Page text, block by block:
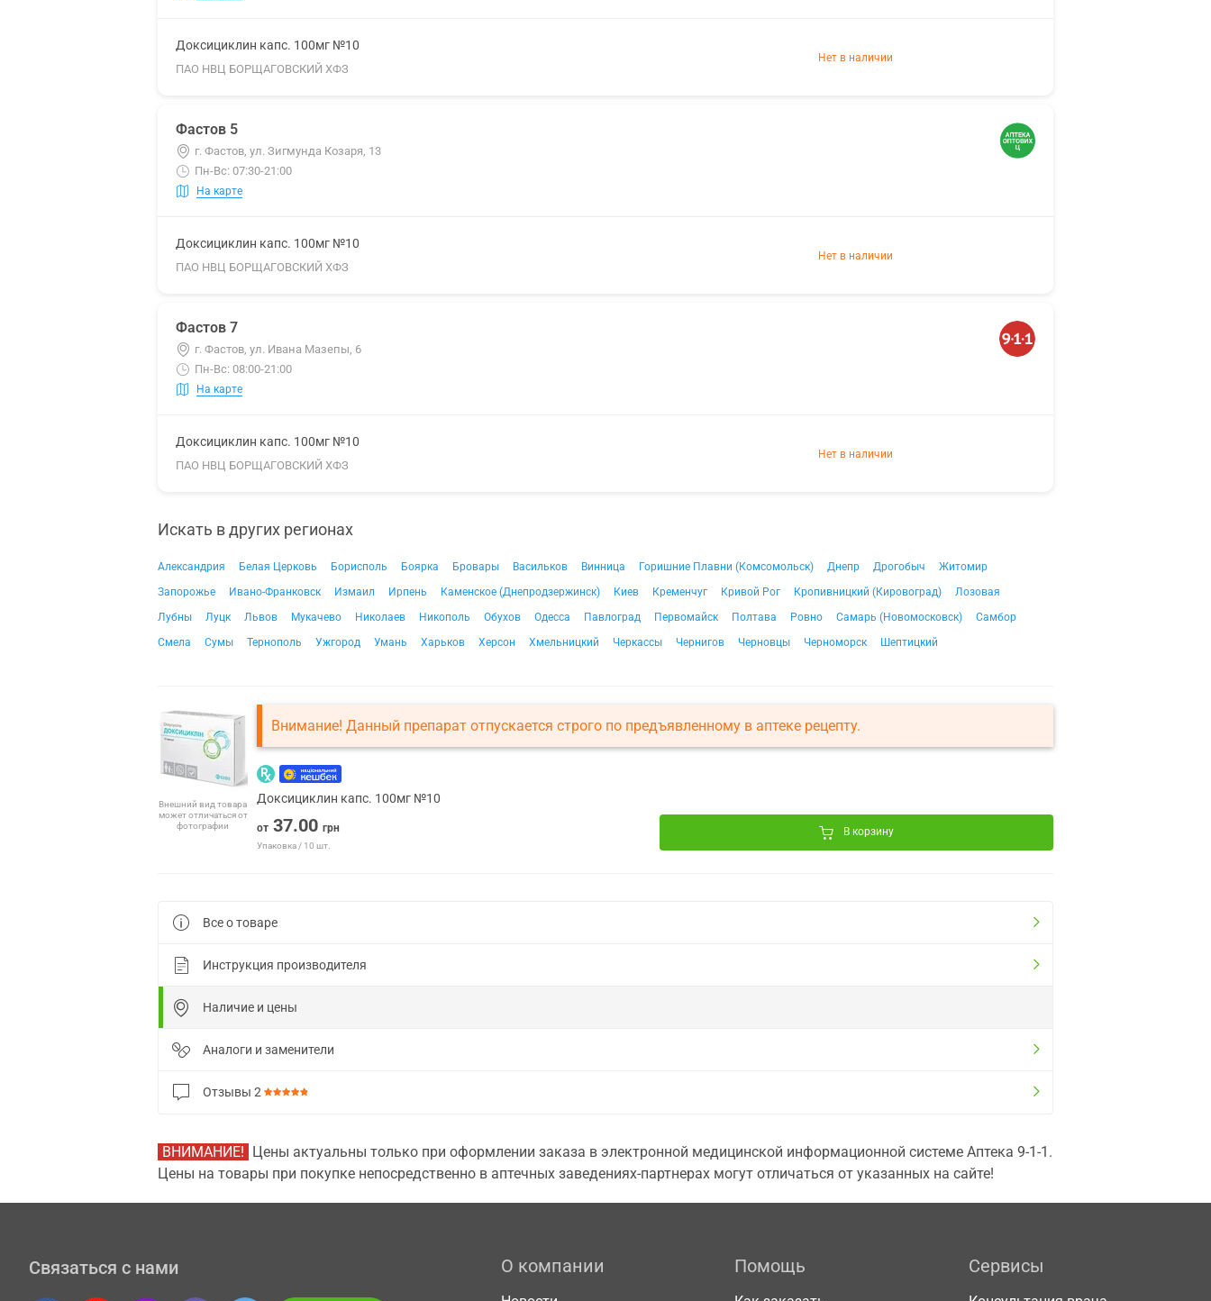
Доксициклин капс. 100мг №10
ПАО НВЦ БОРЩАГОВСКИЙ ХФЗ
Нет в наличии
Фастов 5
г. Фастов, ул. Зигмунда Козаря, 13
Пн-Вс: 07:30-21:00
На карте
Доксициклин капс. 100мг №10
ПАО НВЦ БОРЩАГОВСКИЙ ХФЗ
Нет в наличии
Фастов 7
г. Фастов, ул. Ивана Мазепы, 6
Пн-Вс: 08:00-21:00
На карте
Доксициклин капс. 100мг №10
ПАО НВЦ БОРЩАГОВСКИЙ ХФЗ
Нет в наличии
Искать в других регионах
Александрия Белая Церковь Борисполь Боярка Бровары Васильков Винница Горишние Плавни (Комсомольск) Днепр Дрогобыч
Житомир
Запорожье
Ивано-Франковск Измаил Ирпень Каменское (Днепродзержинск) Киев Кременчуг Кривой Рог Кропивницкий (Кировоград)
Лозовая
Лубны
Луцк Львов Мукачево Николаев Никополь Обухов Одесса Павлоград Первомайск Полтава Ровно Самарь (Новомосковск)
Самбор
Смела
Сумы Тернополь Ужгород Умань Харьков Херсон Хмельницкий Черкассы Чернигов Черновцы Черноморск Шептицкий
Внешний вид товара
может отличаться от
фотографии
Внимание! Данный препарат отпускается строго по предъявленному в аптеке рецепту.
Доксициклин капс. 100мг №10
от 37.00 грн
Упаковка / 10 шт.
В корзину
Все о товаре
Инструкция производителя
Наличие и цены
Аналоги и заменители
Отзывы 2
ВНИМАНИЕ! Цены актуальны только при оформлении заказа в электронной медицинской информационной системе Аптека 9-1-1.
Цены на товары при покупке непосредственно в аптечных заведениях-партнерах могут отличаться от указанных на сайте!
Связаться с нами О компании Помощь Сервисы